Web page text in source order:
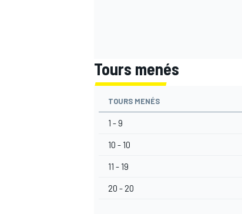
AUTRES CHAMPIONNATS
Tours menés
TOURS MENÉS
1 - 9
10 - 10
11 - 19
20 - 20